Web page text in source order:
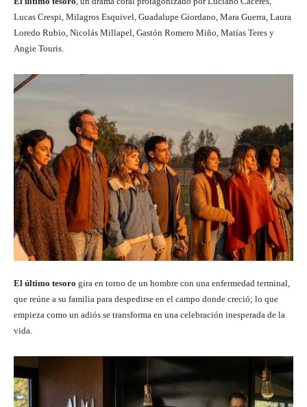
Lucas Crespi, Milagros Esquivel, Guadalupe Giordano, Mara Guerra, Laura
Loredo Rubio, Nicolás Millapel, Gastón Romero Miño, Matías Teres y
Angie Touris.
El último tesoro gira en torno de un hombre con una enfermedad terminal,
que reúne a su familia para despedirse en el campo donde creció; lo que
empieza como un adiós se transforma en una celebración inesperada de la
vida.